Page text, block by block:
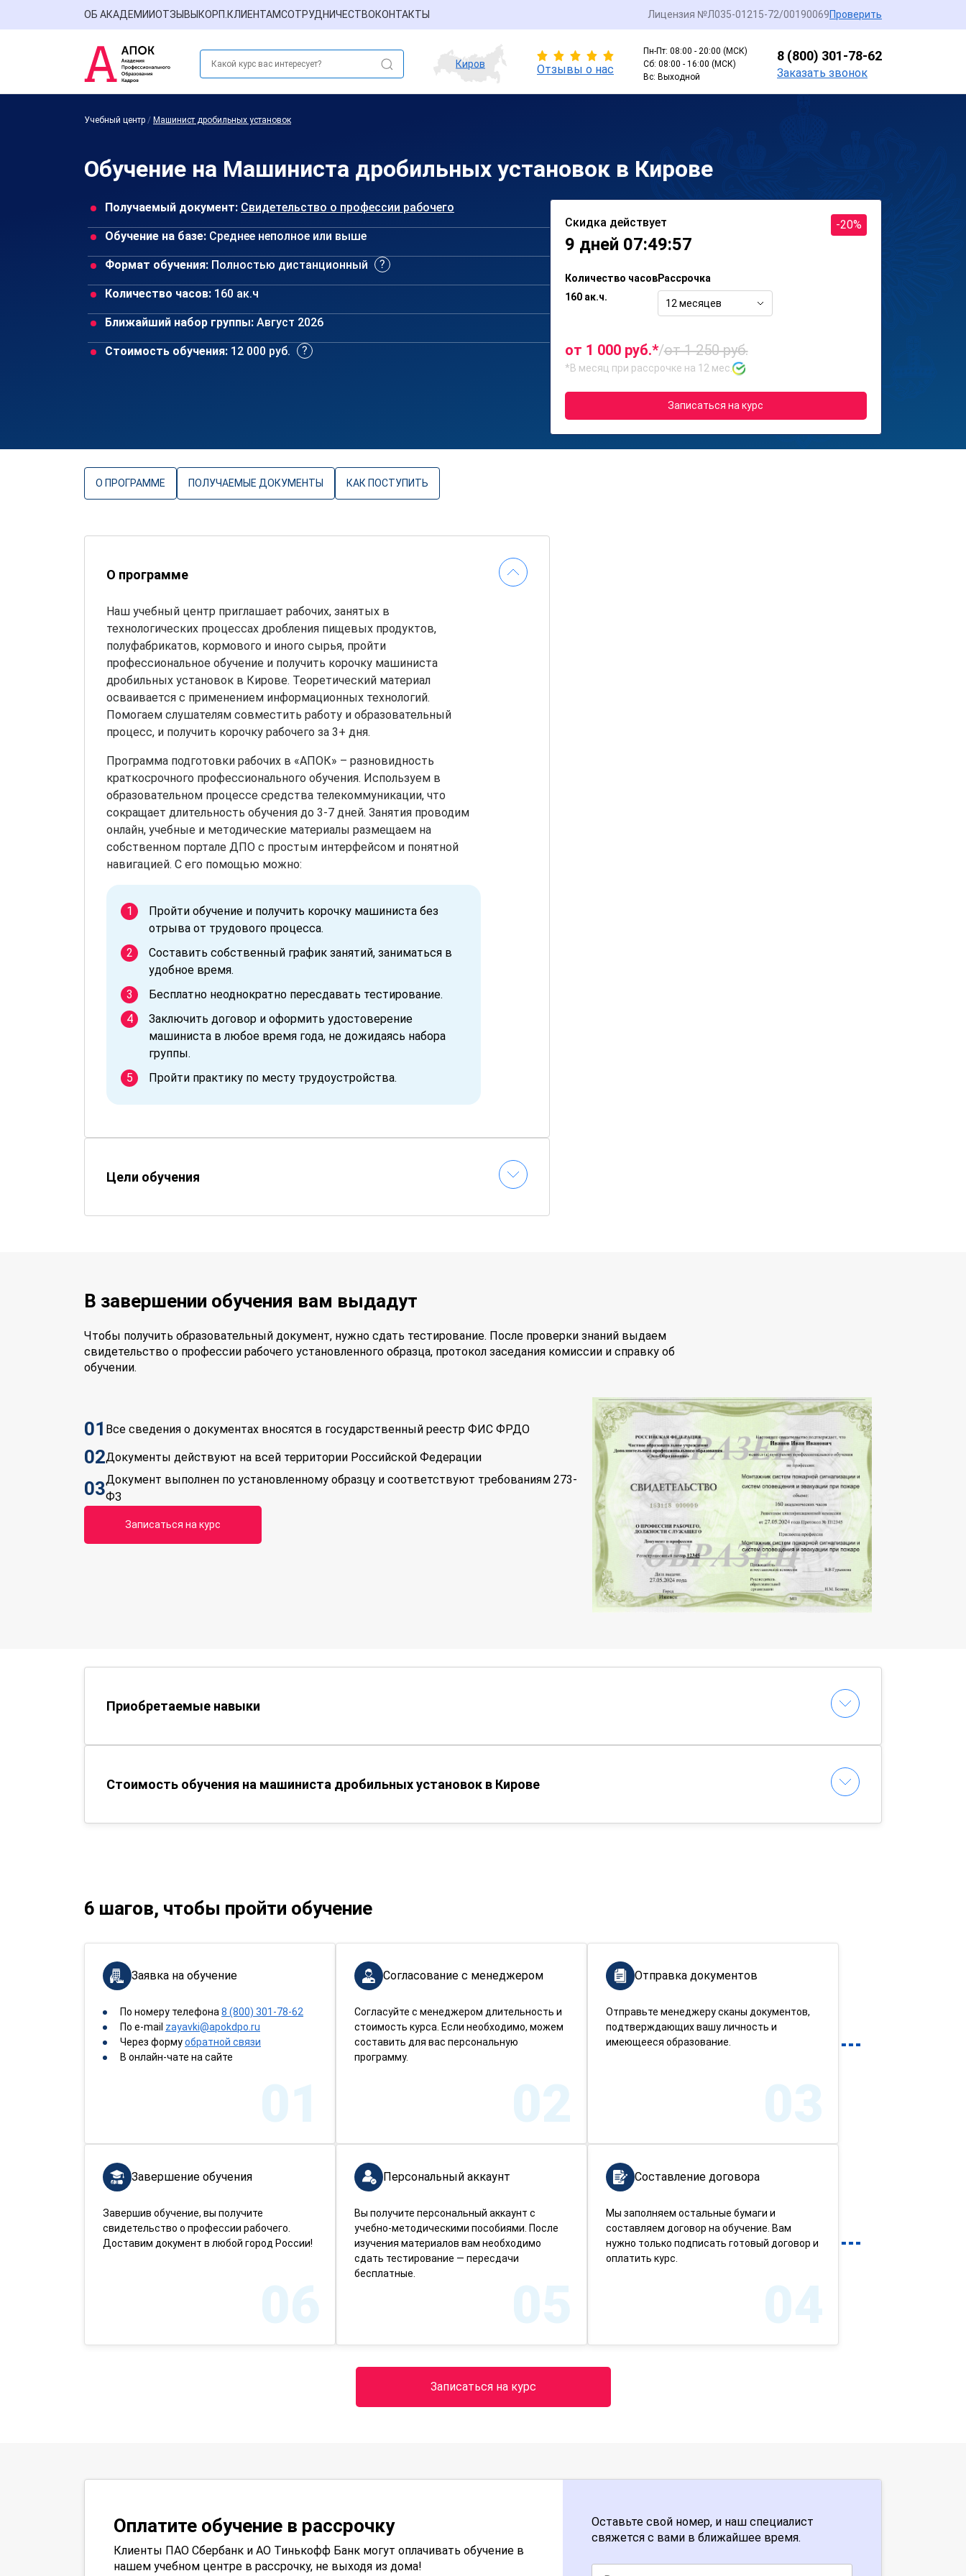
ОБ АКАДЕМИИОТЗЫВЫ КОРП.КЛИЕНТАМСОТРУДНИЧЕСТВОКОНТАКТЫ Лицензия №Л035-01215-72/00190069Проверить
Киров Отзывы о нас
Пн-Пт: 08:00 - 20:00 (МСК)
Сб: 08:00 - 16:00 (МСК)
Вс: Выходной
8 (800) 301-78-62
Заказать звонок
Учебный центр / Машинист дробильных установок
Обучение на Машиниста дробильных установок в Кирове
Получаемый документ: Свидетельство о профессии рабочего
Обучение на базе: Среднее неполное или выше
Формат обучения: Полностью дистанционный
Количество часов: 160 ак.ч
Ближайший набор группы: Август 2026
Стоимость обучения: 12 000 руб.
Скидка действует
9 дней 07:49:57
-20%
Количество часов
160 ак.ч.
Рассрочка
12 месяцев
от 1 000 руб.*/от 1 250 руб.
*В месяц при рассрочке на 12 мес.
Записаться на курс
О ПРОГРАММЕ ПОЛУЧАЕМЫЕ ДОКУМЕНТЫ КАК ПОСТУПИТЬ
О программе
Наш учебный центр приглашает рабочих, занятых в
технологических процессах дробления пищевых продуктов,
полуфабрикатов, кормового и иного сырья, пройти
профессиональное обучение и получить корочку машиниста
дробильных установок в Кирове. Теоретический материал
осваивается с применением информационных технологий.
Помогаем слушателям совместить работу и образовательный
процесс, и получить корочку рабочего за 3+ дня.
Программа подготовки рабочих в «АПОК» – разновидность
краткосрочного профессионального обучения. Используем в
образовательном процессе средства телекоммуникации, что
сокращает длительность обучения до 3-7 дней. Занятия проводим
онлайн, учебные и методические материалы размещаем на
собственном портале ДПО с простым интерфейсом и понятной
навигацией. С его помощью можно:
Пройти обучение и получить корочку машиниста без
отрыва от трудового процесса.
Составить собственный график занятий, заниматься в
удобное время.
Бесплатно неоднократно пересдавать тестирование.
Заключить договор и оформить удостоверение
машиниста в любое время года, не дожидаясь набора
группы.
Пройти практику по месту трудоустройства.
Цели обучения
В завершении обучения вам выдадут
Чтобы получить образовательный документ, нужно сдать тестирование. После проверки знаний выдаем
свидетельство о профессии рабочего установленного образца, протокол заседания комиссии и справку об
обучении.
01 Все сведения о документах вносятся в государственный реестр ФИС ФРДО
02Документы действуют на всей территории Российской Федерации
03Документ выполнен по установленному образцу и соответствуют требованиям 273-
ФЗ
Записаться на курс
Приобретаемые навыки
Стоимость обучения на машиниста дробильных установок в Кирове
6 шагов, чтобы пройти обучение
Заявка на обучение
По номеру телефона 8 (800) 301-78-62
По e-mail zayavki@apokdpo.ru
Через формуобратной связи
В онлайн-чате на сайте
01
Согласование с менеджером
Согласуйте с менеджером длительность и
стоимость курса. Если необходимо, можем
составить для вас персональную
программу.
02
Отправка документов
Отправьте менеджеру сканы документов,
подтверждающих вашу личность и
имеющееся образование.
03
Составление договора
Мы заполняем остальные бумаги и
составляем договор на обучение. Вам
нужно только подписать готовый договор и
оплатить курс.
04
Персональный аккаунт
Вы получите персональный аккаунт с
учебно-методическими пособиями. После
изучения материалов вам необходимо
сдать тестирование — пересдачи
бесплатные.
05
Завершение обучения
Завершив обучение, вы получите
свидетельство о профессии рабочего.
Доставим документ в любой город России!
06
Записаться на курс
Оплатите обучение в рассрочку
Клиенты ПАО Сбербанк и АО Тинькофф Банк могут оплачивать обучение в
нашем учебном центре в рассрочку, не выходя из дома!
Оставьте свой номер, и наш специалист
свяжется с вами в ближайшее время.